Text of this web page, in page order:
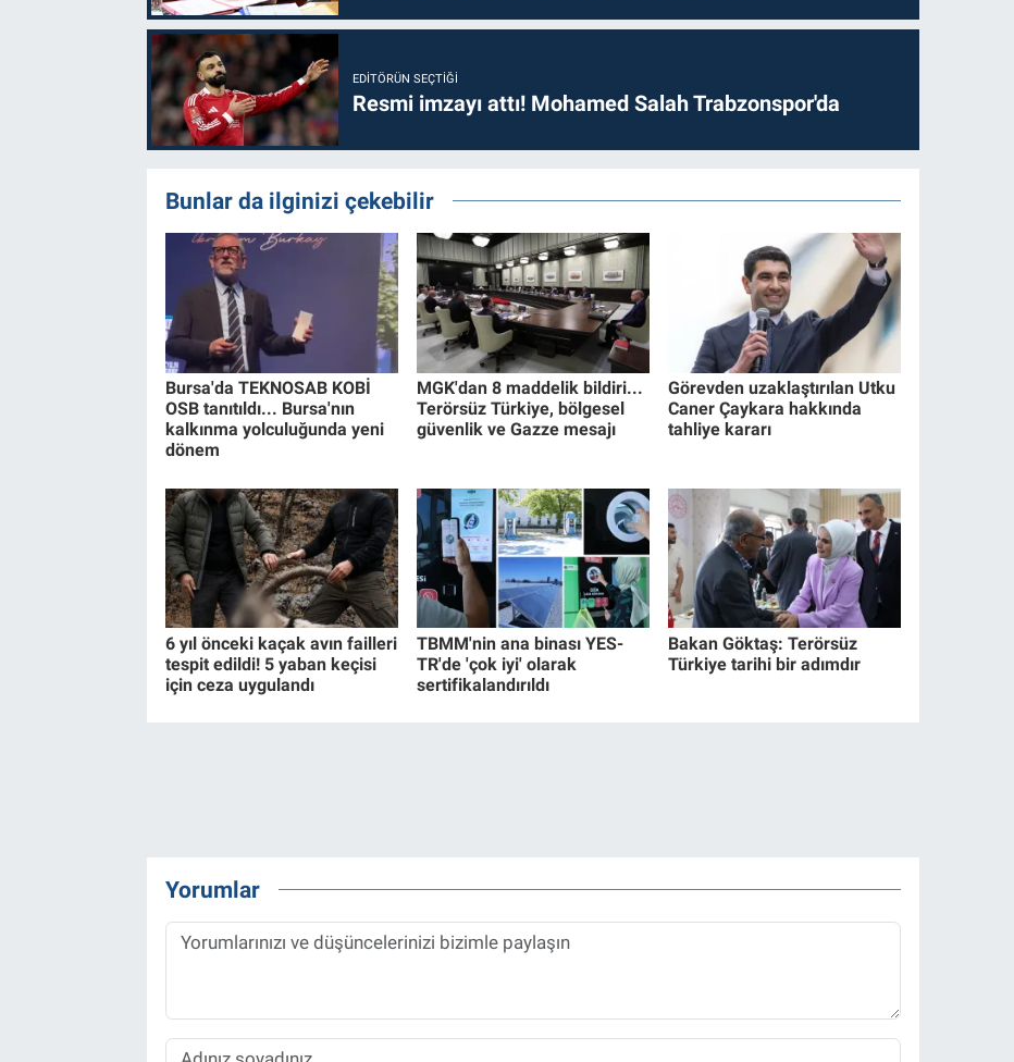
EDITÖRÜN SEÇTIĞI
Resmi imzayı attı! Mohamed Salah Trabzonspor'da
Bunlar da ilginizi çekebilir
Bursa'da TEKNOSAB KOBİ
OSB tanıtıldı... Bursa'nın
kalkınma yolculuğunda yeni
dönem
MGK'dan 8 maddelik bildiri...
Terörsüz Türkiye, bölgesel
güvenlik ve Gazze mesajı
Görevden uzaklaştırılan Utku
Caner Çaykara hakkında
tahliye kararı
6 yıl önceki kaçak avın failleri
tespit edildi! 5 yaban keçisi
için ceza uygulandı
TBMM'nin ana binası YES-
TR'de 'çok iyi' olarak
sertifikalandırıldı
Bakan Göktaş: Terörsüz
Türkiye tarihi bir adımdır
Yorumlar